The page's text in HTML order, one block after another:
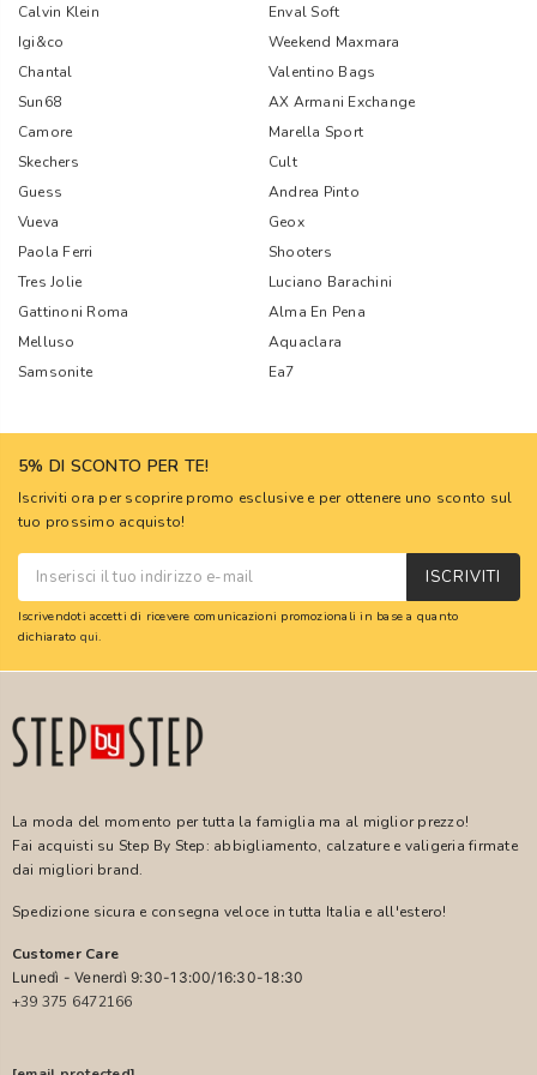
Calvin Klein
Enval Soft
Igi&co
Weekend Maxmara
Chantal
Valentino Bags
Sun68
AX Armani Exchange
Camore
Marella Sport
Skechers
Cult
Guess
Andrea Pinto
Vueva
Geox
Paola Ferri
Shooters
Tres Jolie
Luciano Barachini
Gattinoni Roma
Alma En Pena
Melluso
Aquaclara
Samsonite
Ea7
5% DI SCONTO PER TE!
Iscriviti ora per scoprire promo esclusive e per ottenere uno sconto sul
tuo prossimo acquisto!
ISCRIVITI
Iscrivendoti accetti di ricevere comunicazioni promozionali in base a quanto
dichiarato qui.
La moda del momento per tutta la famiglia ma al miglior prezzo!
Fai acquisti su Step By Step: abbigliamento, calzature e valigeria firmate
dai migliori brand.
Spedizione sicura e consegna veloce in tutta Italia e all'estero!
Customer Care
Lunedì - Venerdì 9:30-13:00/16:30-18:30
+39 375 6472166